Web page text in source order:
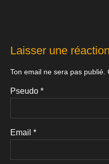
Laisser une réaction
Ton email ne sera pas publié.
Pseudo *
Email *